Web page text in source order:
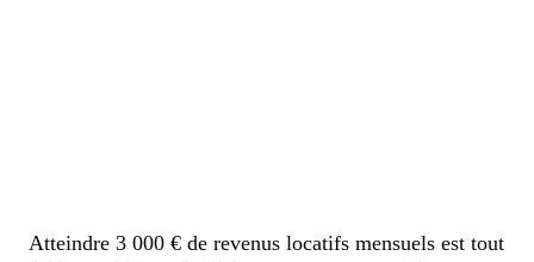
Atteindre 3 000 € de revenus locatifs mensuels est tout